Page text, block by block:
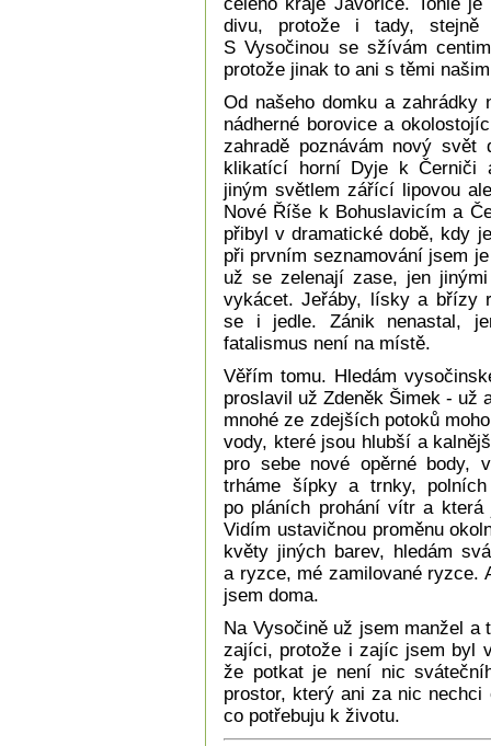
divu, protože i tady,
S Vysočinou se sžívám
protože jinak to ani s těmi
Od našeho domku a
nádherné borovice a
zahradě poznávám nový
klikatící horní Dyje k Černiči
jiným světlem zářící lipovou
Nové Říše k Bohuslavicím a
přibyl v dramatické době, kdy
při prvním seznamování jsem
už se zelenají zase, jen
vykácet. Jeřáby, lísky a břízy
se i jedle. Zánik nenastal,
fatalismus není na místě.
Věřím tomu. Hledám
proslavil už Zdeněk Šimek - už
mnohé ze zdejších potoků
vody, které jsou hlubší a
pro sebe nové opěrné body,
trháme šípky a trnky,
po pláních prohání vítr a
Vidím ustavičnou proměnu
květy jiných barev, hledám
a ryzce, mé zamilované ryzce.
jsem doma.
Na Vysočině už jsem manžel
zajíci, protože i zajíc jsem byl
že potkat je není nic
prostor, který ani za nic
co potřebuju k životu.